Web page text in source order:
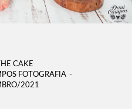
CAKE
FOTOGRAFIA
2021